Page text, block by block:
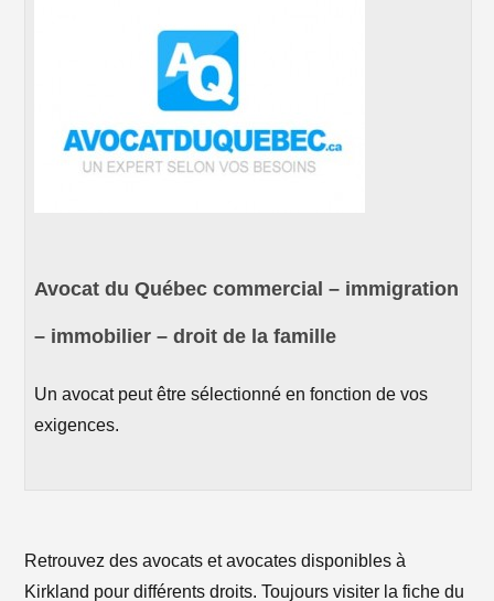
Avocat du Québec commercial – immigration
– immobilier – droit de la famille
Un avocat peut être sélectionné en fonction de vos
exigences.
Retrouvez des avocats et avocates disponibles à
Kirkland pour différents droits. Toujours visiter la fiche du